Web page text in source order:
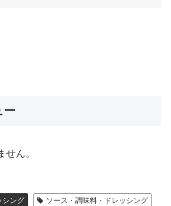
ー
せん。
シング
ソース・調味料・ドレッシング